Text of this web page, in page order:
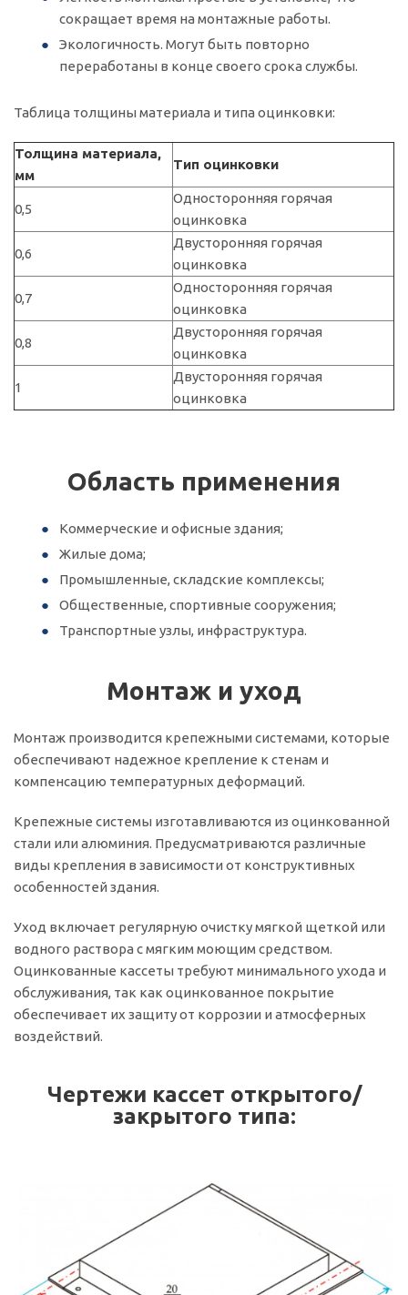
сокращает время на монтажные работы.
Экологичность. Могут быть повторно
переработаны в конце своего срока службы.
Таблица толщины материала и типа оцинковки:
Толщина материала,
мм
Тип оцинковки
0,5
Односторонняя горячая
оцинковка
0,6
Двусторонняя горячая
оцинковка
0,7
Односторонняя горячая
оцинковка
0,8
Двусторонняя горячая
оцинковка
1
Двусторонняя горячая
оцинковка
Область применения
Коммерческие и офисные здания;
Жилые дома;
Промышленные, складские комплексы;
Общественные, спортивные сооружения;
Транспортные узлы, инфраструктура.
Монтаж и уход
Монтаж производится крепежными системами, которые
обеспечивают надежное крепление к стенам и
компенсацию температурных деформаций.
Крепежные системы изготавливаются из оцинкованной
стали или алюминия. Предусматриваются различные
виды крепления в зависимости от конструктивных
особенностей здания.
Уход включает регулярную очистку мягкой щеткой или
водного раствора с мягким моющим средством.
Оцинкованные кассеты требуют минимального ухода и
обслуживания, так как оцинкованное покрытие
обеспечивает их защиту от коррозии и атмосферных
воздействий.
Чертежи кассет открытого/
закрытого типа: